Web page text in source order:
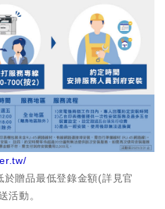
贈品最低登錄金額(詳見官
活動。